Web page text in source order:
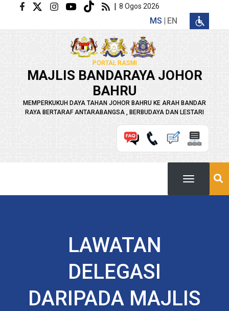
Langkau ke kandungan utama | 8 Ogos 2026
MS EN
PORTAL RASMI
MAJLIS BANDARAYA JOHOR
BAHRU
MEMPERKUKUH DAYA TAHAN JOHOR BAHRU KE ARAH BANDAR
RAYA BERTARAF ANTARABANGSA , BERBUDAYA DAN LESTARI
LAWATAN
DELEGASI
DARIPADA MAJLIS